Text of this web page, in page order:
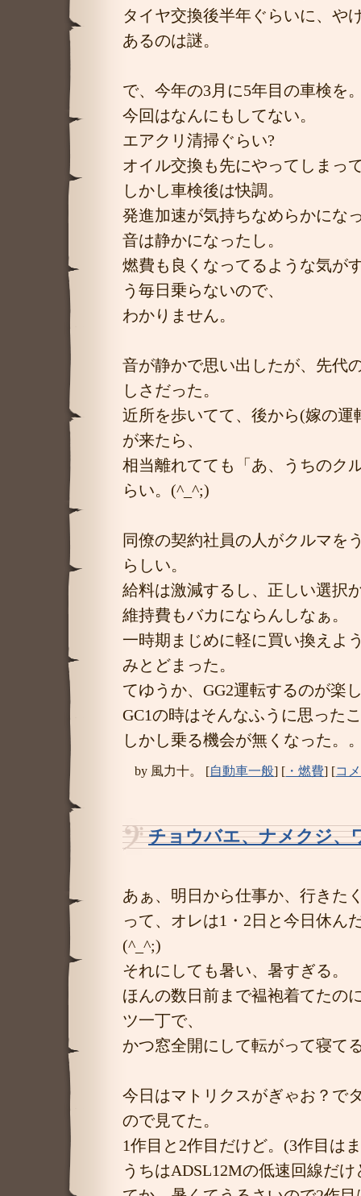
タイヤ交換後半年ぐらいに、や
あるのは謎。
で、今年の3月に5年目の車検を
今回はなんにもしてない。
エアクリ清掃ぐらい?
オイル交換も先にやってしまっ
しかし車検後は快調。
発進加速が気持ちなめらかにな
音は静かになったし。
燃費も良くなってるような気が
う毎日乗らないので、
わかりません。
音が静かで思い出したが、先代
しさだった。
近所を歩いてて、後から(嫁の運
が来たら、
相当離れてても「あ、うちのク
らい。(^_^;)
同僚の契約社員の人がクルマを
らしい。
給料は激減するし、正しい選択
維持費もバカにならんしなぁ。
一時期まじめに軽に買い換えよ
みとどまった。
てゆうか、GG2運転するのが楽
GC1の時はそんなふうに思った
しかし乗る機会が無くなった。
by 風力十。 [自動車一般] [ ・燃費] [コ
チョウバエ、ナメクジ、
あぁ、明日から仕事か、行きた
って、オレは1・2日と今日休ん
(^_^;)
それにしても暑い、暑すぎる。
ほんの数日前まで褞袍着てたの
ツ一丁で、
かつ窓全開にして転がって寝て
今日はマトリクスがぎゃお？で
ので見てた。
1作目と2作目だけど。(3作目は
うちはADSL12Mの低速回線だ